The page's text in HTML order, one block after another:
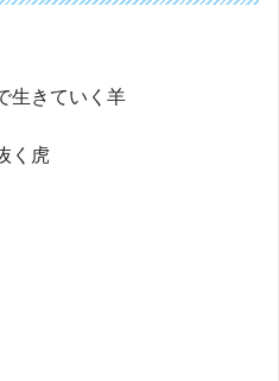
生きていく羊
く虎